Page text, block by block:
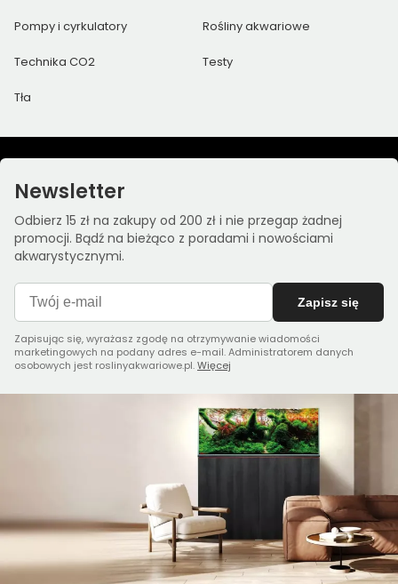
Pompy i cyrkulatory Rośliny akwariowe
Technika CO2 Testy
Tła
Newsletter
Odbierz 15 zł na zakupy od 200 zł i nie przegap żadnej
promocji. Bądź na bieżąco z poradami i nowościami
akwarystycznymi.
Zapisz się
Zapisując się, wyrażasz zgodę na otrzymywanie wiadomości
marketingowych na podany adres e-mail. Administratorem danych
osobowych jest roslinyakwariowe.pl.Więcej